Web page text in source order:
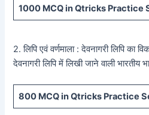
1000 MCQ in Qtricks Practice
2. लिपि एवं वर्णमाला : देवनागरी लिपि का
देवनागरी लिपि में लिखी जाने वाली भारतीय
800 MCQ in Qtricks Practice